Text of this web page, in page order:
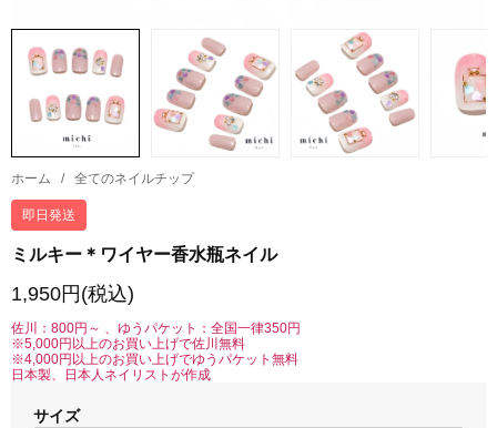
ホーム / 全てのネイルチップ
即日発送
ミルキー＊ワイヤー香水瓶ネイル
1,950円(税込)
佐川：800円～ 、ゆうパケット：全国一律350円
※5,000円以上のお買い上げで佐川無料
※4,000円以上のお買い上げでゆうパケット無料
日本製、日本人ネイリストが作成
サイズ